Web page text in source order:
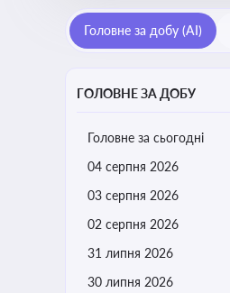
Головне за добу (AI)
ГОЛОВНЕ ЗА ДОБУ
Головне за сьогодні
04 серпня 2026
03 серпня 2026
02 серпня 2026
31 липня 2026
30 липня 2026